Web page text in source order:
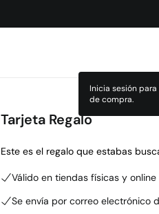
Inicia sesión
de compra.
Tarjeta Regalo
Este es el regalo que estabas
Válido en tiendas físicas y online
Se envía por correo electrónico